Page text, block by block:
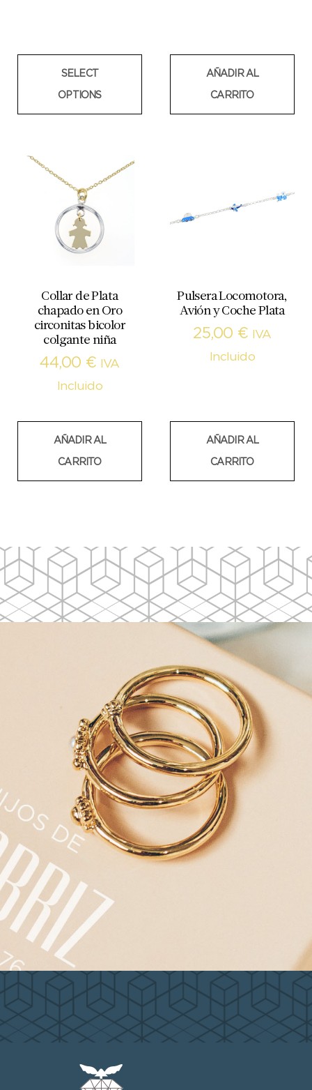
SELECT
OPTIONS
AÑADIR AL
CARRITO
Collar de Plata
chapado en Oro
circonitas bicolor
colgante niña
44,00 €
IVA
Incluido
AÑADIR AL
CARRITO
Pulsera Locomotora,
Avión y Coche Plata
25,00 €
IVA
Incluido
AÑADIR AL
CARRITO